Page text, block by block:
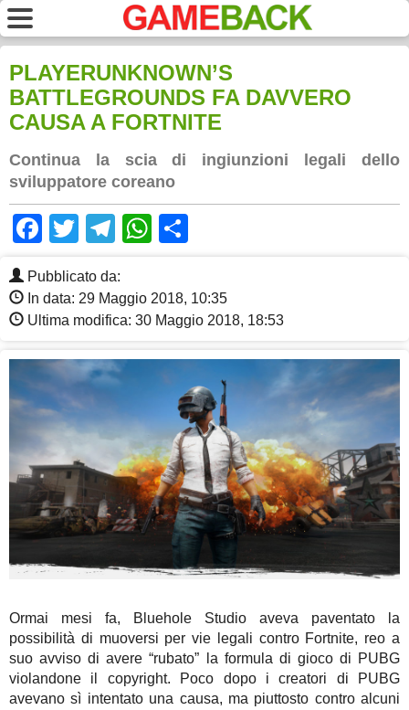
PLAYERUNKNOWN’S
BATTLEGROUNDS FA DAVVERO
CAUSA A FORTNITE
Continua la scia di ingiunzioni legali dello
sviluppatore coreano
Facebook
TwitterTelegram
WhatsApp
Pubblicato da:
In data: 29 Maggio 2018, 10:35
Ultima modifica: 30 Maggio 2018, 18:53
Ormai mesi fa, Bluehole Studio aveva paventato la
possibilità di muoversi per vie legali contro Fortnite, reo a
suo avviso di avere “rubato” la formula di gioco di PUBG
violandone il copyright. Poco dopo i creatori di PUBG
avevano sì intentato una causa, ma piuttosto contro alcuni